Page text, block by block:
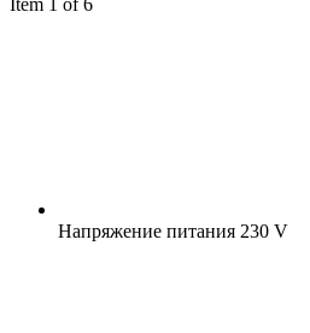
Напряжение питания 230 V